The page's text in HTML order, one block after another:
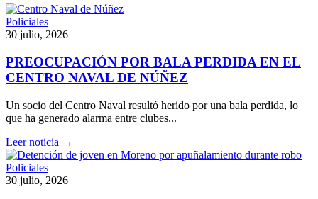
Policiales
30 julio, 2026
PREOCUPACIÓN POR BALA PERDIDA EN EL
CENTRO NAVAL DE NÚÑEZ
Un socio del Centro Naval resultó herido por una bala perdida, lo
que ha generado alarma entre clubes...
Leer noticia →
Policiales
30 julio, 2026